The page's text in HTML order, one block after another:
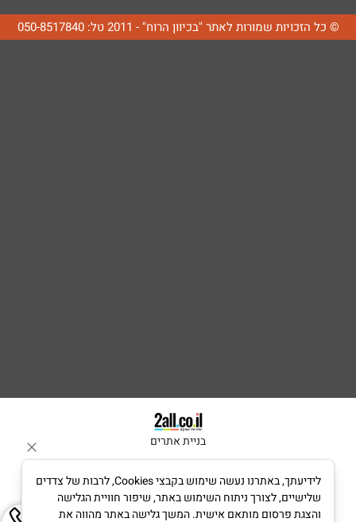
© כל הזכויות שמורות לאתר "בכיוון הרוח" - 2011 טל: 050-8517840
בניית אתרים
לידיעתך, באתרנו נעשה שימוש בקבצי Cookies, לרבות של צדדים
שלישיים, לצורך ניתוח השימוש באתר, שיפור חוויית הגלישה
והצגת פרסום מותאם אישית. המשך גלישה באתר מהווה את